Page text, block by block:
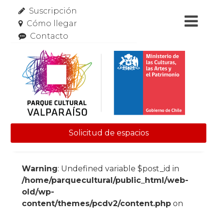
Suscripción
Cómo llegar
Contacto
Solicitud de espacios
Warning: Undefined variable $post_id in
/home/parquecultural/public_html/web-
old/wp-
content/themes/pcdv2/content.phpon